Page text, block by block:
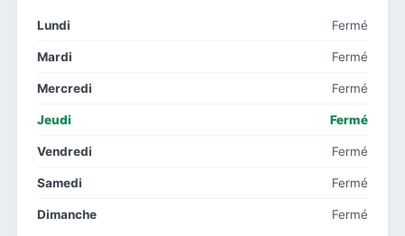
Lundi Fermé
Mardi Fermé
Mercredi Fermé
Jeudi Fermé
Vendredi Fermé
Samedi Fermé
Dimanche Fermé